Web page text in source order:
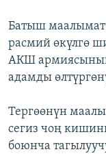
Батыш маалымат
расмий өкүлгө
АКШ армиясынын
адамды
Тергөөнүн
сегиз чоң
боюнча